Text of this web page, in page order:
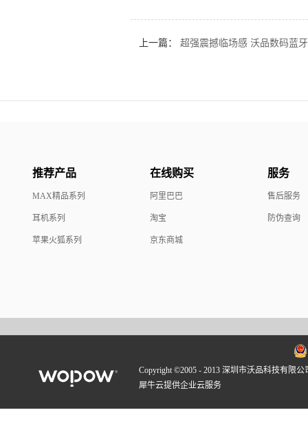
上一篇： 超强震撼临场感 沃品数码蓝
推荐产品
MAX精品系列
耳机系列
苹果火狐系列
在线购买
阿里巴巴
淘宝
京东商城
服务
售后服务
防伪查询
Copyright ©2005 - 2013 深圳市沃品科技有限公
犀牛云提供企业云服务